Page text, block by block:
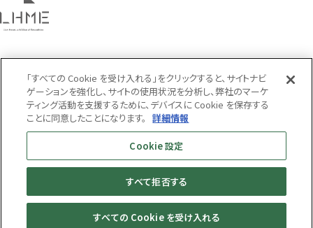
MENSWOMENS
© LION HEART ONLINE STORE All Rights Reserved
「すべての Cookie を受け入れる」をクリックすると、サイトナビ
ゲーションを強化し、サイトの使用状況を分析し、弊社のマーケ
ティング活動を支援するために、デバイスに Cookie を保存する
ことに同意したことになります。
詳細情報
Cookie 設定
すべて拒否する
すべての Cookie を受け入れる